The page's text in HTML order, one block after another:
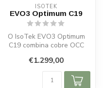
ISOTEK
EVO3 Optimum C19
O IsoTek EVO3 Optimum
C19 combina cobre OCC
para energ...
€1.299,00